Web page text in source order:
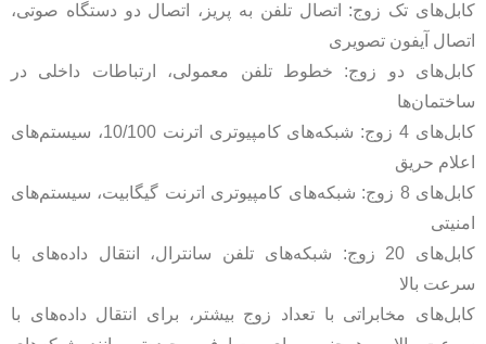
کابل‌های تک زوج: اتصال تلفن به پریز، اتصال دو دستگاه صوتی،
اتصال آیفون تصویری
کابل‌های دو زوج: خطوط تلفن معمولی، ارتباطات داخلی در
ساختمان‌ها
کابل‌های 4 زوج: شبکه‌های کامپیوتری اترنت 10/100، سیستم‌های
اعلام حریق
کابل‌های 8 زوج: شبکه‌های کامپیوتری اترنت گیگابیت، سیستم‌های
امنیتی
کابل‌های 20 زوج: شبکه‌های تلفن سانترال، انتقال داده‌های با
سرعت بالا
کابل‌های مخابراتی با تعداد زوج بیشتر، برای انتقال داده‌های با